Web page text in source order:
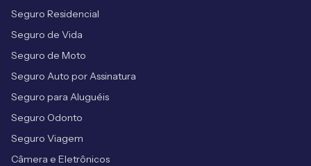
Seguro Residencial
Seguro de Vida
Seguro de Moto
Seguro Auto por Assinatura
Seguro para Aluguéis
Seguro Odonto
Seguro Viagem
Câmera e Eletrônicos